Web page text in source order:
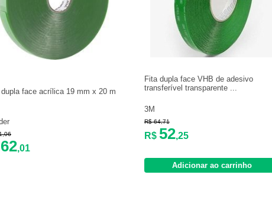
dupla face acrílica 19 mm x 20 m
62,01
Fita dupla face VHB de adesivo
transferível transparente ...
3M
R$ 64,71
R$ 52,25
Adicionar ao carrinho